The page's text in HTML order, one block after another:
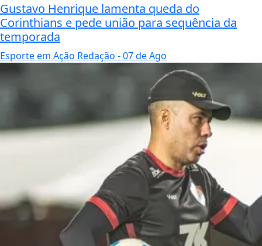
Gustavo Henrique lamenta queda do
Corinthians e pede união para sequência da
temporada
Esporte em Ação Redação - 07 de Ago